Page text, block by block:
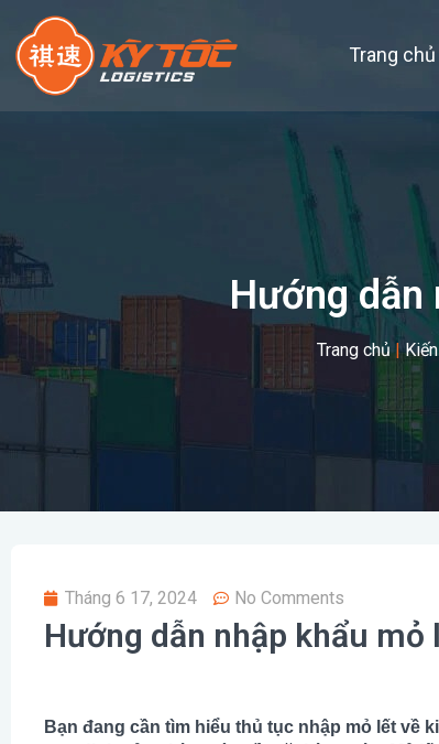
Trang chủ
Hướng dẫn
Trang chủ|
Tháng 6 17, 2024 No Comments
Hướng dẫn nhập khẩu
Bạn đang cần tìm hiểu thủ tục nhập mỏ lết